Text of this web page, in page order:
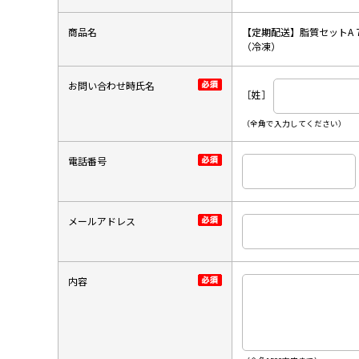
商品名
【定期配送】脂質セットA
（冷凍）
お問い合わせ時氏名
［姓］
（全角で入力してください）
電話番号
メールアドレス
内容